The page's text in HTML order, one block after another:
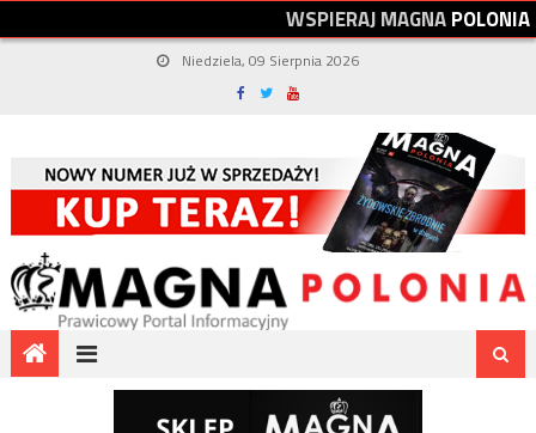
WSPIERAJMAGNAPOLONIA
Niedziela, 09 Sierpnia 2026